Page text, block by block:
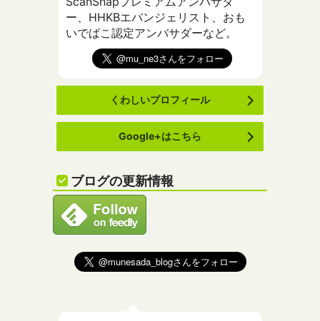
ー、HHKBエバンジェリスト、おも
いでばこ認定アンバサダーなど。
くわしいプロフィール
Google+はこちら
ブログの更新情報